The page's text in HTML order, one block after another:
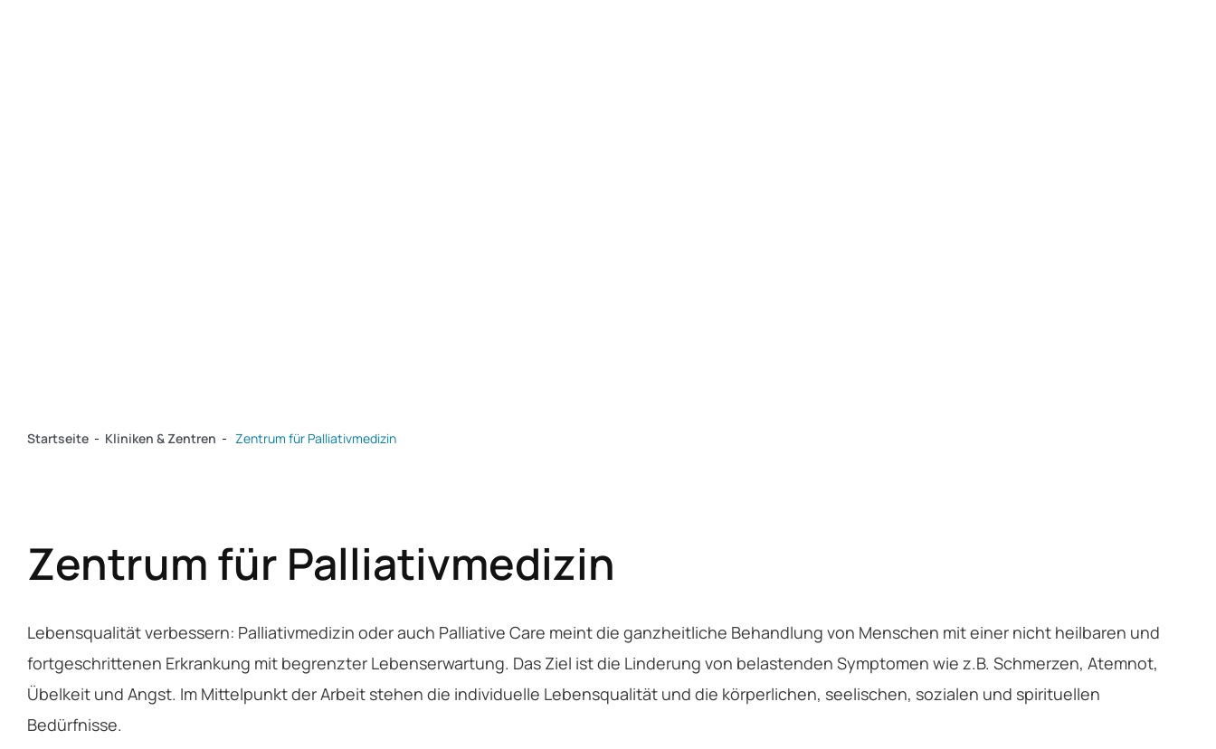
Startseite - Kliniken & Zentren - Zentrum für Palliativmedizin
Zentrum für Palliativmedizin
Lebensqualität verbessern: Palliativmedizin oder auch Palliative Care meint die ganzheitliche Behandlung von Menschen mit einer nicht heilbaren und
fortgeschrittenen Erkrankung mit begrenzter Lebenserwartung. Das Ziel ist die Linderung von belastenden Symptomen wie z.B. Schmerzen, Atemnot,
Übelkeit und Angst. Im Mittelpunkt der Arbeit stehen die individuelle Lebensqualität und die körperlichen, seelischen, sozialen und spirituellen
Bedürfnisse.